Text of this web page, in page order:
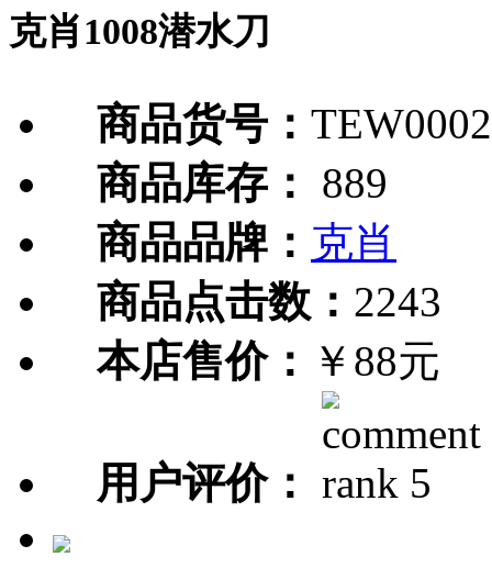
克肖1008潜水刀
商品货号：
商品库存：
889
商品品牌： 克肖
商品点击数： 2243
本店售价： ￥88元
用户评价：